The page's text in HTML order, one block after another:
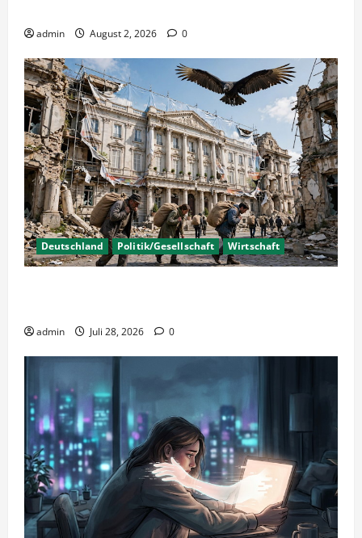
admin August 2, 2026 0
Deutschland Politik/Gesellschaft Wirtschaft
admin Juli 28, 2026 0